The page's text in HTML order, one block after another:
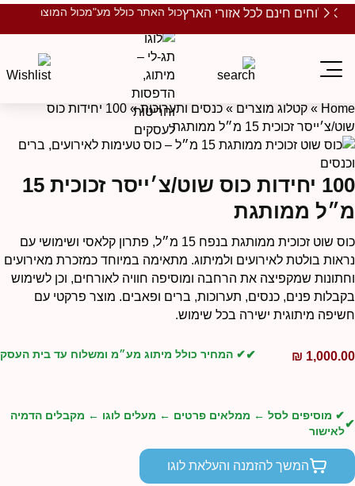
משלוחים חינם לכל אזורי הארץכול האתר כולל מע"מכול המוצרים
» קטלוג מוצרים» כנסים ותערוכות»
100 יחידות כוס
צ׳ייסר זכוכית 15 מ״ל ממותגת
100 יחידות כוס שוט/צ׳ייסר זכוכית 15
ממותגת
₪ ✔ המחיר כולל מיתוג מע״מ ומשלוח עד בית העסק
כוס שוט זכוכית ממותגת בנפח 15 מ״ל, פתרון קלאסי ושימושי עם
בולטת לאירועים ולמיתוג. מתאימה במיוחד כמזכרת מאירועים
שמקפיצה את הרחבה ומוסיפה חוויה לאורחים, וכן לשימוש
פנים, כנסים, תערוכות, ברים ופאבים. מוצר פרקטי עם
מיתוגית ישירה בכל שימוש.
✔ מוסיפים לסל ← ממלאים פרטים ← מעלים לוגו ← מקבלים הדמיה
לאישור
המשך להזמנה והעלאת לוגו